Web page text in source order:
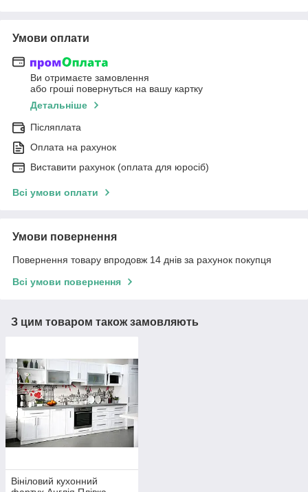
Умови оплати
Ви отримаєте замовлення
або гроші повернуться на вашу картку
Детальніше
Післяплата
Оплата на рахунок
Виставити рахунок (оплата для юросіб)
Всі умови оплати
Умови повернення
Повернення товару впродовж 14 днів за рахунок покупця
Всі умови повернення
З цим товаром також замовляють
Вініловий кухонний